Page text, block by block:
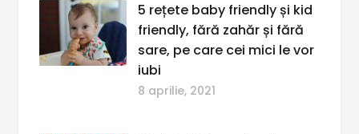
5 rețete baby friendly și kid
friendly, fără zahăr și fără
sare, pe care cei mici le vor
iubi
8 aprilie, 2021